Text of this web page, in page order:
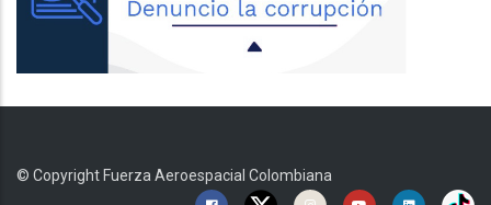
© Copyright Fuerza Aeroespacial Colombiana